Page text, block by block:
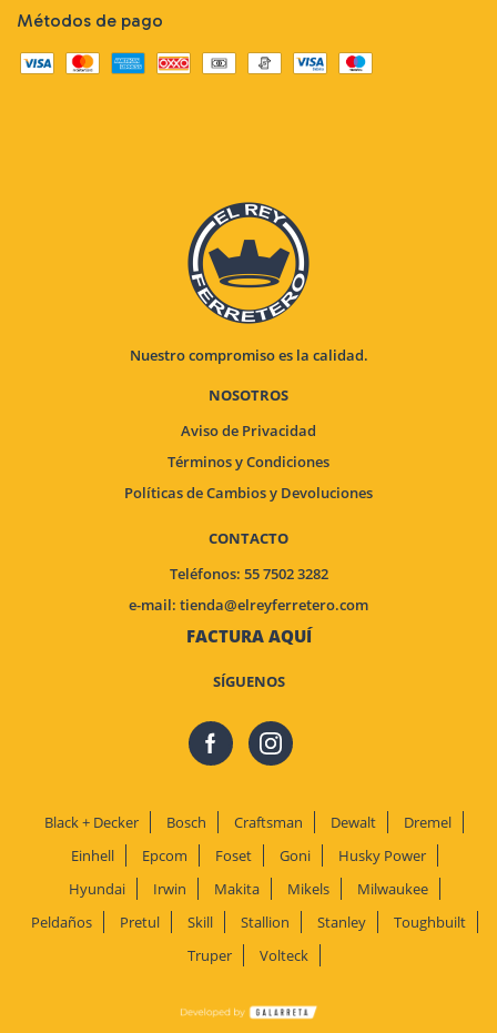
Métodos de pago
Nuestro compromiso es la calidad.
NOSOTROS
Aviso de Privacidad
Términos y Condiciones
Políticas de Cambios y Devoluciones
CONTACTO
Teléfonos: 55 7502 3282
e-mail: tienda@elreyferretero.com
FACTURA AQUÍ
SÍGUENOS
Black + Decker Bosch Craftsman Dewalt
Dremel
Einhell
Epcom Foset Goni
Husky Power
Hyundai
Irwin Makita Mikels
Milwaukee
Peldaños
Pretul Skill Stallion Stanley
Toughbuilt
Truper
Volteck